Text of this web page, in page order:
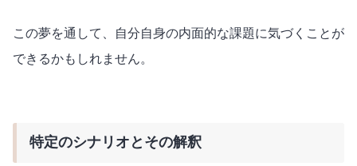
この夢を通して、自分自身の内面的な課題に気づくことが
できるかもしれません。
特定のシナリオとその解釈